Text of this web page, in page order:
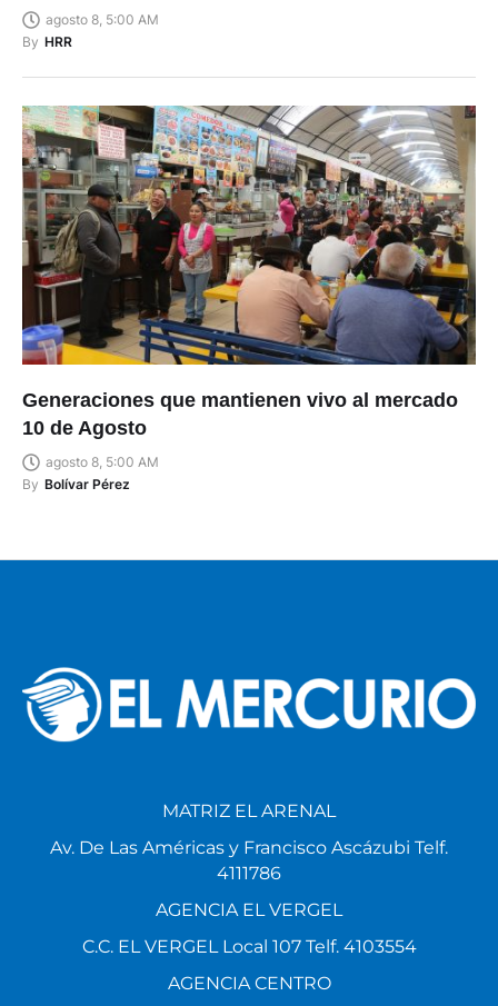
agosto 8, 5:00 AM
By HRR
Generaciones que mantienen vivo al mercado
10 de Agosto
agosto 8, 5:00 AM
By Bolívar Pérez
MATRIZ EL ARENAL
Av. De Las Américas y Francisco Ascázubi Telf.
4111786
AGENCIA EL VERGEL
C.C. EL VERGEL Local 107 Telf. 4103554
AGENCIA CENTRO